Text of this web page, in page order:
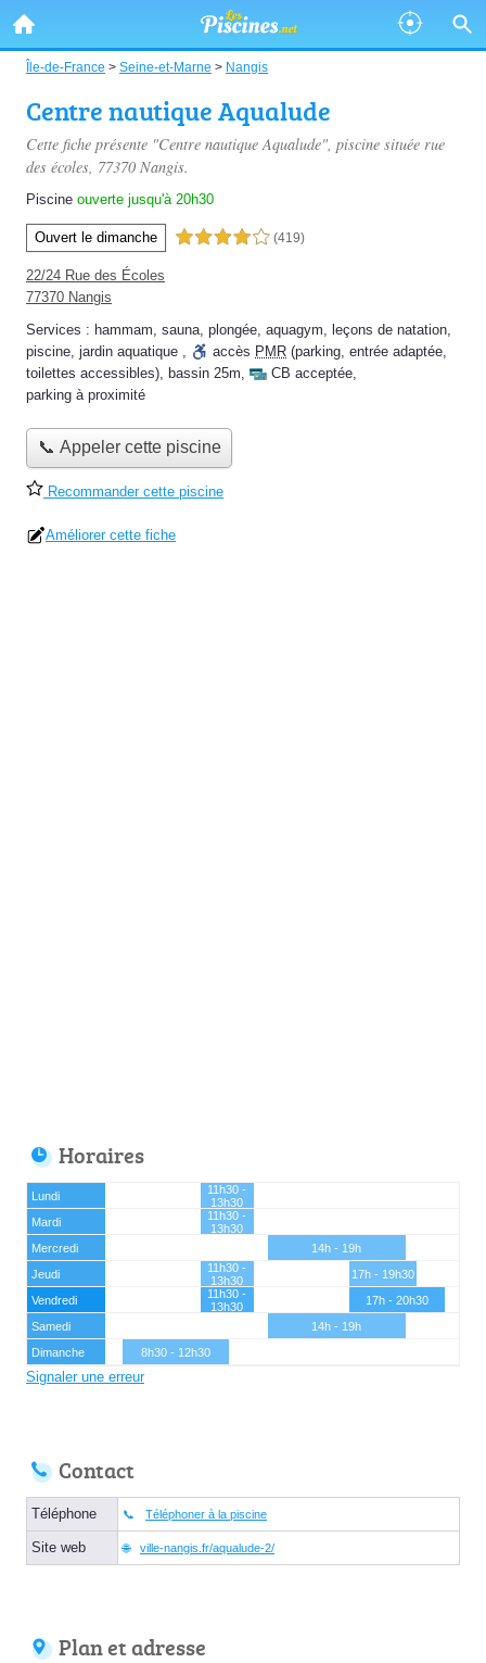
Île-de-France > Seine-et-Marne > Nangis
Centre nautique Aqualude
Cette fiche présente "Centre nautique Aqualude", piscine située rue
des écoles, 77370 Nangis.
Piscine ouverte jusqu'à 20h30
Ouvert le dimanche 4,0 étoiles sur 5 (419)
22/24 Rue des Écoles
77370 Nangis
Services : hammam, sauna, plongée, aquagym, leçons de natation,
piscine, jardin aquatique , accès PMR (parking, entrée adaptée,
toilettes accessibles), bassin 25m, CB acceptée,
parking à proximité
📞 Appeler cette piscine
Recommander cette piscine
Améliorer cette fiche
Horaires
Lundi
11h30 -
13h30
Mardi
11h30 -
13h30
Mercredi
14h - 19h
Jeudi
11h30 -
13h30
17h - 19h30
Vendredi
11h30 -
13h30
17h - 20h30
Samedi
14h - 19h
Dimanche
8h30 - 12h30
Signaler une erreur
Contact
Téléphone Téléphoner à la piscine
Site web ville-nangis.fr/aqualude-2/
Plan et adresse